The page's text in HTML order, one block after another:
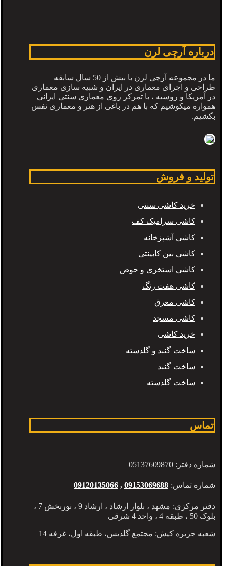
درباره آرچی لرن
ما در مجموعه آرچی لرن با بیش از 50 سال سابقه
طراحی و اجرای معماری در ایران و شبیه سازی معماری
در آمریکا و روسیه ، با تمرکز روی معماری سنتی ایرانی
همواره میکوشیم که با هم در باغی از هنر و معماری نفس
بکشیم.
تولید و فروش
خرید کاشی سنتی
کاشی سرامیک کف
کاشی آشپزخانه
کاشی بین کابینتی
کاشی استخری و حوض
کاشی هفت رنگ
کاشی معرق
کاشی مسجد
خرید کاشی
ساخت گنبد و گلدسته
ساخت گنبد
ساخت گلدسته
تماس
شماره دفتر: 05137609870
شماره تماس: 09153069688
,
09120135066
دفتر مرکزی: مشهد ، بلوار ارشاد ، ارشاد 9 ، نوربخش 7 ،
بلوک 50 ، طبقه 4 ، واحد 4 شرقی
شعبه جزیره کیش: مجتمع گلدیس، طبقه اول، غرفه 14